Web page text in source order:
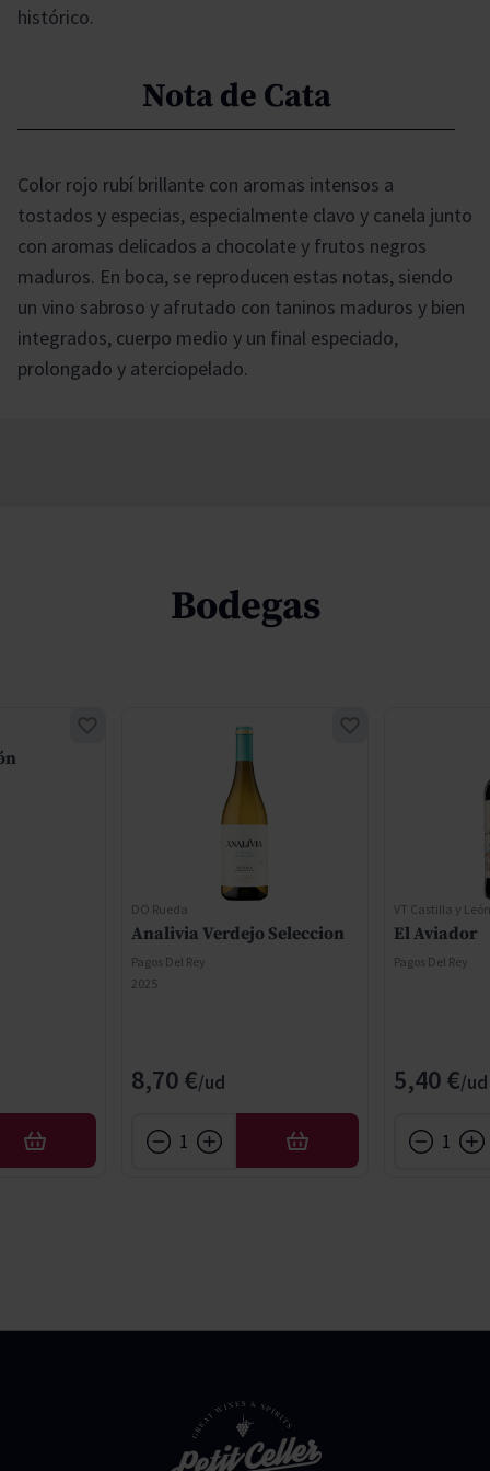
histórico.
Nota de Cata
Color rojo rubí brillante con aromas intensos a
tostados y especias, especialmente clavo y canela junto
con aromas delicados a chocolate y frutos negros
maduros. En boca, se reproducen estas notas, siendo
un vino sabroso y afrutado con taninos maduros y bien
integrados, cuerpo medio y un final especiado,
prolongado y aterciopelado.
Bodegas
AÑADIR
DO Rueda
Analivia Verdejo Seleccion
Pagos Del Rey
2025
8,70 €
AÑADIR
VT Castilla y León
El Aviador
Pagos Del Rey
5,40 €